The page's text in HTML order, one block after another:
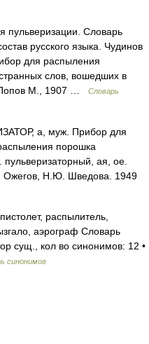
пульверизации. Словарь
русского языка. Чудинов
для распыления
слов, вошедших в
Попов М., 1907 …
Словарь
а, муж. Прибор для
порошка
ая, ое.
Ожегов, Н.Ю. Шведова. 1949
распылитель,
аэрограф Словарь
сущ., кол во синонимов: 12 •
синонимов